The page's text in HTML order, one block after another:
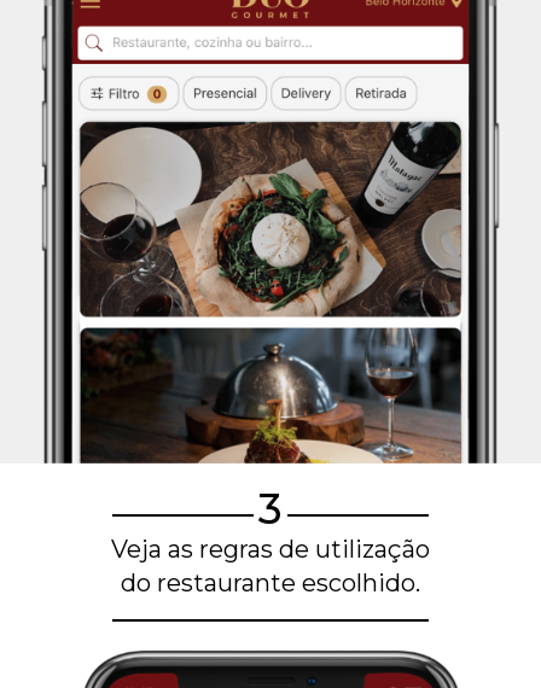
3
Veja as regras de utilização
do restaurante escolhido.